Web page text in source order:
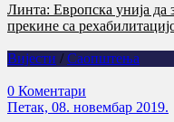
Линта: Европска унија да
прекине са
Вијести / Саопштења
0 Коментари
Петак, 08. новембар 2019.